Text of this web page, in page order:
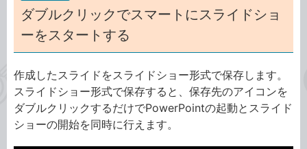
ダブルクリックでスマートにスライドショ
ーをスタートする
作成したスライドをスライドショー形式で保存します。
スライドショー形式で保存すると、保存先のアイコンを
ダブルクリックするだけでPowerPointの起動とスライド
ショーの開始を同時に行えます。